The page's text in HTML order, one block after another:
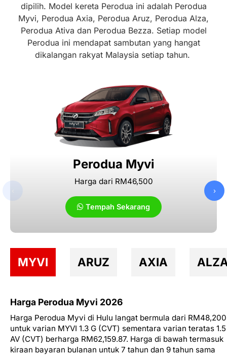
dipilih. Model kereta Perodua ini adalah Perodua
Myvi, Perodua Axia, Perodua Aruz, Perodua Alza,
Perodua Ativa dan Perodua Bezza. Setiap model
Perodua ini mendapat sambutan yang hangat
dikalangan rakyat Malaysia setiap tahun.
Perodua Myvi
Harga dari RM46,500
Tempah Sekarang
›
MYVI ARUZ AXIA
Harga Perodua Myvi 2026
Harga Perodua Myvi di Hulu langat bermula dari RM48,200
untuk varian MYVI 1.3 G (CVT) sementara varian teratas 1.5
AV (CVT) berharga RM62,159.87. Harga di bawah termasuk
kiraan bayaran bulanan untuk 7 tahun dan 9 tahun sama